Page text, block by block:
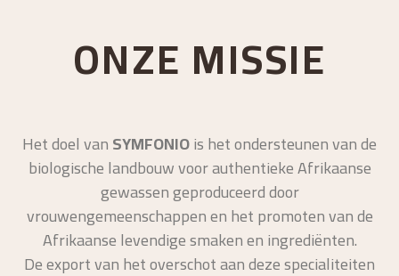
ONZE MISSIE
Het doel vanSYMFONIOis het ondersteunen van de
biologische landbouw voor authentieke Afrikaanse
gewassen geproduceerd door
vrouwengemeenschappen en het promoten van de
Afrikaanse levendige smaken en ingrediënten.
De export van het overschot aan deze specialiteiten